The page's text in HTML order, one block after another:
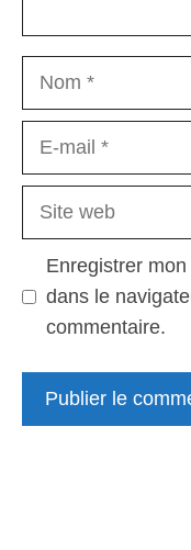
Nom
Site
Enregistrer
dans le
commentaire.